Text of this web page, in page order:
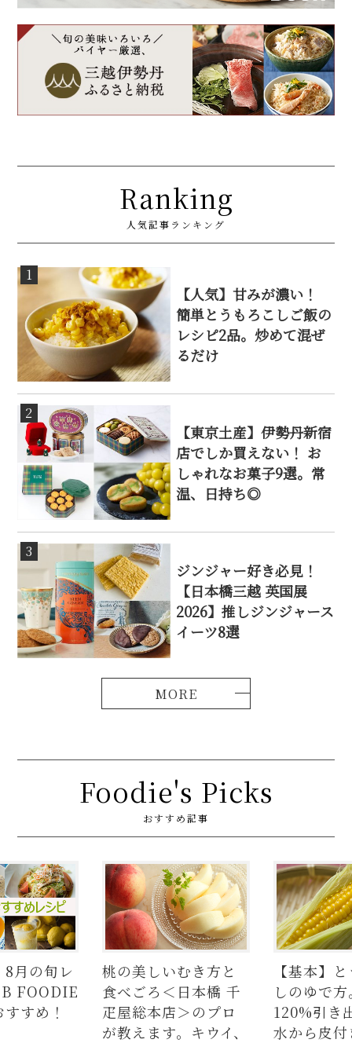
Ranking
人気記事ランキング
1
【人気】甘みが濃い！
簡単とうもろこしご飯の
レシピ2品。炒めて混ぜ
るだけ
2
【東京土産】伊勢丹新宿
店でしか買えない！ お
しゃれなお菓子9選。常
温、日持ち◎
3
ジンジャー好き必見！
【日本橋三越 英国展
2026】推しジンジャース
イーツ8選
Foodie's Picks
おすすめ記事
むき方と
日本橋 千
のプロ
【基本】とうもろこ
しのゆで方。甘さを
120%引き出すには、
水から皮付き＆時間
【簡単】
の人気レ
ラダはタ
麺、よだ